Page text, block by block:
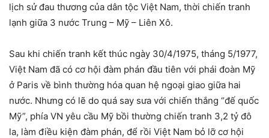
lịch sử đau thương của dân tộc Việt Nam, thời chiến tranh
lạnh giữa 3 nước Trung – Mỹ – Liên Xô.
Sau khi chiến tranh kết thúc ngày 30/4/1975, tháng 5/1977,
Việt Nam đã có cơ hội đàm phán đầu tiên với phái đoàn Mỹ
ở Paris về bình thường hóa quan hệ ngoại giao giữa hai
nước. Nhưng có lẽ do quá say sưa với chiến thắng “đế quốc
Mỹ”, phía VN yêu cầu Mỹ bồi thường chiến tranh 3,2 tỷ đô
la, làm điều kiện đàm phán, để rồi Việt Nam bỏ lỡ cơ hội